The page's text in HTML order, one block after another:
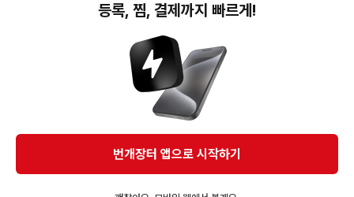
번개장터(주) 사업자정보, 이용약관 및 기타 법적고지
번개장터㈜는 통신판매중개자이며, 통신판매의 당사자가 아닙니다. 전자상거래 등에서의
소비자보호에 관한 법률 등 관련 법령 및 번개장터㈜의 약관에 따라 상품, 상품정보, 거래에 관한 책임은
개별 판매자에게 귀속하고, 번개장터㈜는 원칙적으로 회원간 거래에 대하여 책임을 지지 않습니다.
다만, 번개장터㈜가 직접 판매하는 상품에 대한 책임은 번개장터㈜에게 귀속합니다.
APP 다운로드
등록, 찜, 결제까지 빠르게!
번개장터 앱으로 시작하기